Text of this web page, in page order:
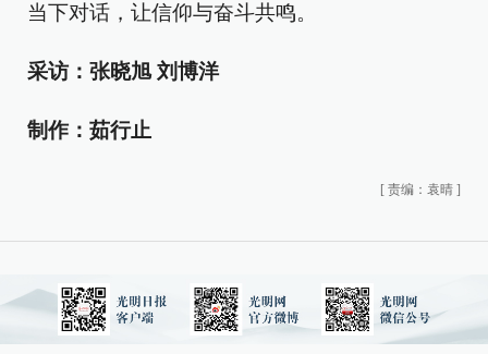
当下对话，让信仰与奋斗共鸣。
采访：张晓旭 刘博洋
制作：茹行止
[ 责编：袁晴 ]